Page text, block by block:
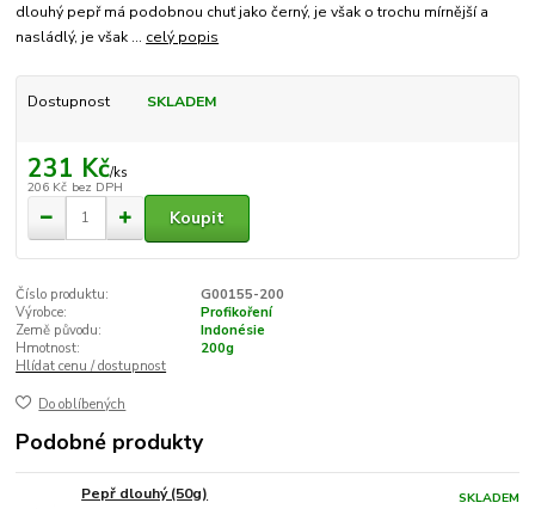
dlouhý pepř má podobnou chuť jako černý, je však o trochu mírnější a
nasládlý, je však ... celý popis
Dostupnost SKLADEM
231 Kč/ks
206 Kč bez DPH
Koupit
Číslo produktu:
G00155-200
Výrobce:
Profikoření
Země původu:
Indonésie
Hmotnost:
200g
Hlídat cenu / dostupnost
Do oblíbených
Podobné produkty
Pepř dlouhý (50g)
SKLADEM